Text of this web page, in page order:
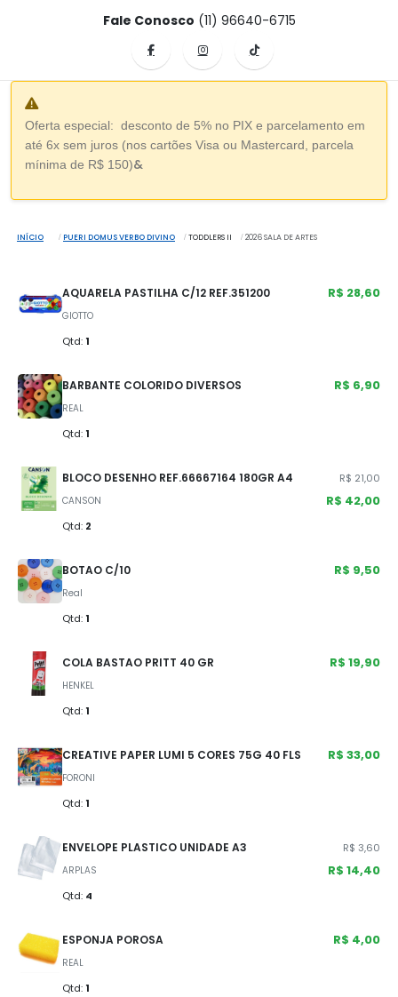
Fale Conosco (11) 96640-6715
Oferta especial: desconto de 5% no PIX e parcelamento em
até 6x sem juros (nos cartões Visa ou Mastercard, parcela
mínima de R$ 150)&
INÍCIO PUERI DOMUS VERBO DIVINO TODDLERS II 2026 SALA DE ARTES
AQUARELA PASTILHA C/12 REF.351200
GIOTTO
Qtd: 1
R$ 28,60
BARBANTE COLORIDO DIVERSOS
REAL
Qtd: 1
R$ 6,90
BLOCO DESENHO REF.66667164 180GR A4
CANSON
Qtd: 2
R$ 21,00
R$ 42,00
BOTAO C/10
Real
Qtd: 1
R$ 9,50
COLA BASTAO PRITT 40 GR
HENKEL
Qtd: 1
R$ 19,90
CREATIVE PAPER LUMI 5 CORES 75G 40 FLS
FORONI
Qtd: 1
R$ 33,00
ENVELOPE PLASTICO UNIDADE A3
ARPLAS
Qtd: 4
R$ 3,60
R$ 14,40
ESPONJA POROSA
REAL
Qtd: 1
R$ 4,00